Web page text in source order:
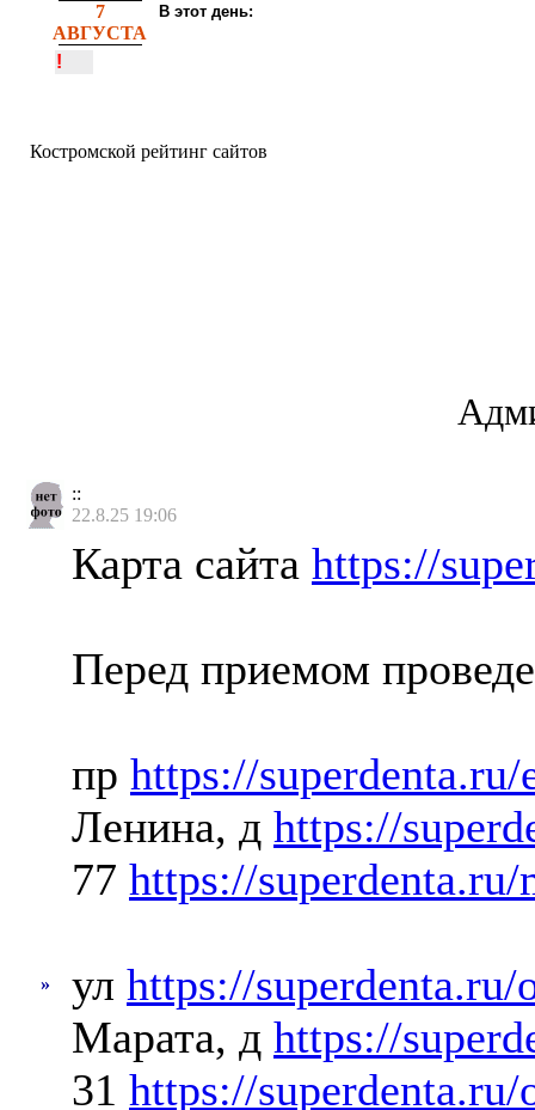
7
АВГУСТА
В этот день:
!
Костромской рейтинг сайтов
::
22.8.25 19:06
»
Карта сайта https://
Перед приемом
пр https://superdenta.ru/
Ленина, д https://
77 https://
ул https://superdenta.ru/
Марата, д https://
31 https://